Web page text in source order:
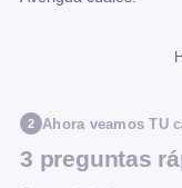
2 Ahora veamos TU
3 preguntas